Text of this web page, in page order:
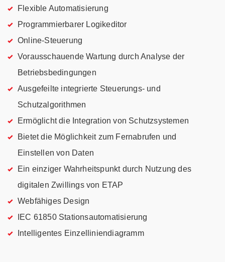
Flexible Automatisierung
Programmierbarer Logikeditor
Online-Steuerung
Vorausschauende Wartung durch Analyse der
Betriebsbedingungen
Ausgefeilte integrierte Steuerungs- und
Schutzalgorithmen
Ermöglicht die Integration von Schutzsystemen
Bietet die Möglichkeit zum Fernabrufen und
Einstellen von Daten
Ein einziger Wahrheitspunkt durch Nutzung des
digitalen Zwillings von ETAP
Webfähiges Design
IEC 61850 Stationsautomatisierung
Intelligentes Einzelliniendiagramm